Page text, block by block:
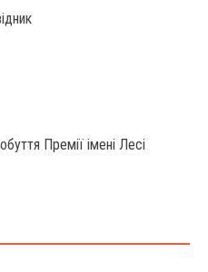
Премії імені Лесі